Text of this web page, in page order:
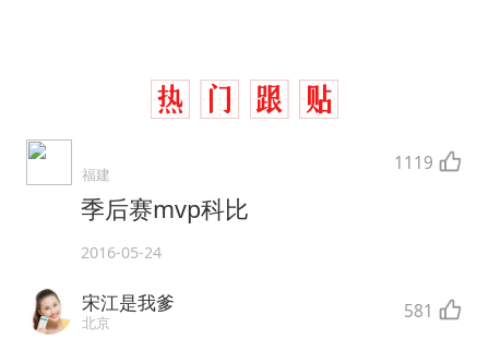
福建 1119
季后赛mvp科比
2016-05-24
宋江是我爹
北京 581